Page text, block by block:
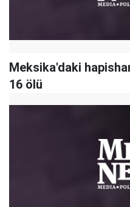
Meksika'daki
16 ölü